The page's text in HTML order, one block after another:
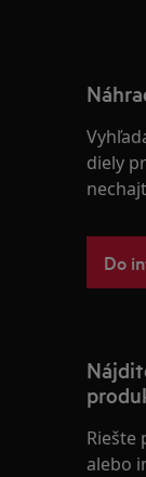
diely
Do
Riešte
alebo